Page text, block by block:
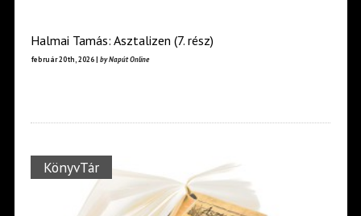
Halmai Tamás: Asztalizen (7. rész)
február 20th, 2026 | by Napút Online
KönyvTár